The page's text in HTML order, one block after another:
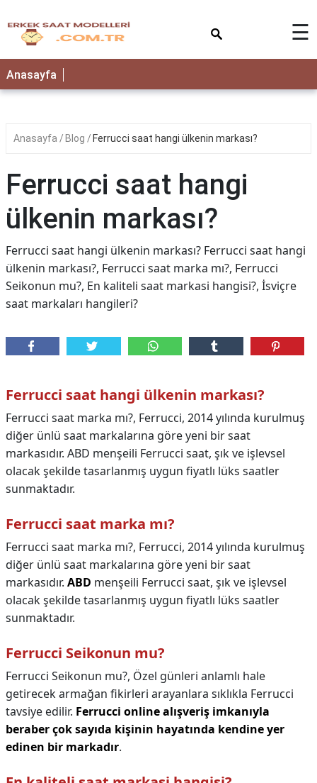
☰
Anasayfa
Anasayfa Blog Ferrucci saat hangi ülkenin markası?
Ferrucci saat hangi
ülkenin markası?
Ferrucci saat hangi ülkenin markası? Ferrucci saat hangi
ülkenin markası?, Ferrucci saat marka mı?, Ferrucci
Seikonun mu?, En kaliteli saat markasi hangisi?, İsviçre
saat markaları hangileri?
Ferrucci saat hangi ülkenin markası?
Ferrucci saat marka mı?, Ferrucci, 2014 yılında kurulmuş
diğer ünlü saat markalarına göre yeni bir saat
markasıdır. ABD menşeili Ferrucci saat, şık ve işlevsel
olacak şekilde tasarlanmış uygun fiyatlı lüks saatler
sunmaktadır.
Ferrucci saat marka mı?
Ferrucci saat marka mı?, Ferrucci, 2014 yılında kurulmuş
diğer ünlü saat markalarına göre yeni bir saat
markasıdır. ABD menşeili Ferrucci saat, şık ve işlevsel
olacak şekilde tasarlanmış uygun fiyatlı lüks saatler
sunmaktadır.
Ferrucci Seikonun mu?
Ferrucci Seikonun mu?, Özel günleri anlamlı hale
getirecek armağan fikirleri arayanlara sıklıkla Ferrucci
tavsiye edilir. Ferrucci online alışveriş imkanıyla
beraber çok sayıda kişinin hayatında kendine yer
edinen bir markadır.